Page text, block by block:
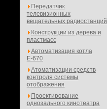
Передатчик
телевизионных
вещательных радиостанций
Конструкции из дерева и
пластмасс
Автоматизация котла
Е-670
Атоматизации средств
контроля системы
отображения
Проектирование
однозального кинотеатра